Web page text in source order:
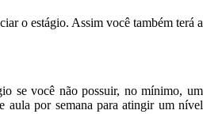
o estágio. Assim você também terá a
se você não possuir, no mínimo, um
aula por semana para atingir um nível